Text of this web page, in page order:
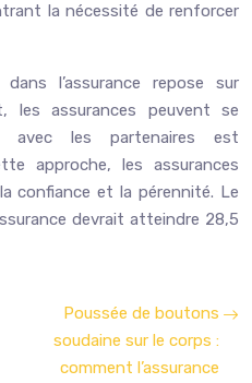
la nécessité de renforcer
l’assurance repose sur
les assurances peuvent se
avec les partenaires est
approche, les assurances
confiance et la pérennité. Le
devrait atteindre 28,5
Poussée de boutons
soudaine sur le corps :
comment l’assurance